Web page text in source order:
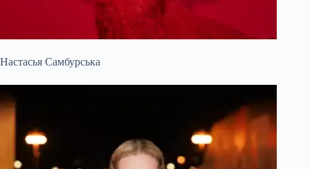
Настасья Самбурська